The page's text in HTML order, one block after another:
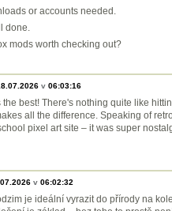
or accounts needed.
done.
mods worth checking out?
v 06:03:16
best! There's nothing quite like
all the difference. Speaking of
pixel art site – it was super
v 06:02:32
je ideální vyrazit do přírody na